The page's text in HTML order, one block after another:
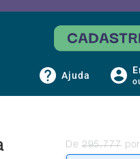
Ajuda
De 295.777